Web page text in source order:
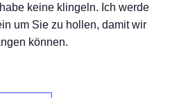
keine klingeln. Ich werde
um Sie zu hollen, damit wir
können.